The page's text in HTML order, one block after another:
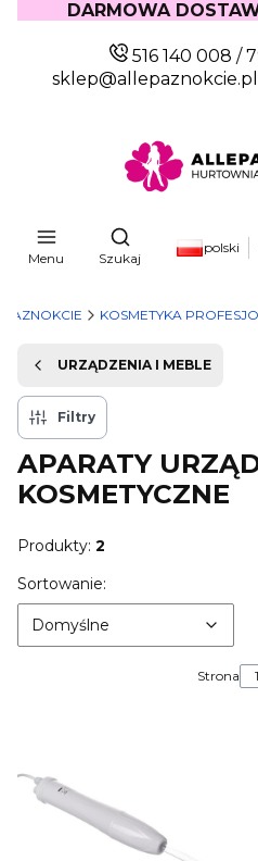
DARMOWA
516 140 008 /
sklep@allepaznokcie.pl
Menu
Otwórz
Szukaj
polski
KOSMETYKA
URZĄDZENIA I MEBLE
Filtry
APARATY
KOSMETYCZNE
Produkty: 2
Lista produktów
Sortowanie:
Domyślne
Strona